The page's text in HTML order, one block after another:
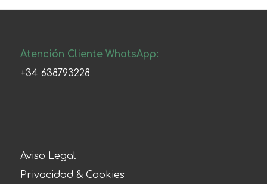
Atención Cliente WhatsApp:
+34 638793228
Aviso Legal
Privacidad & Cookies